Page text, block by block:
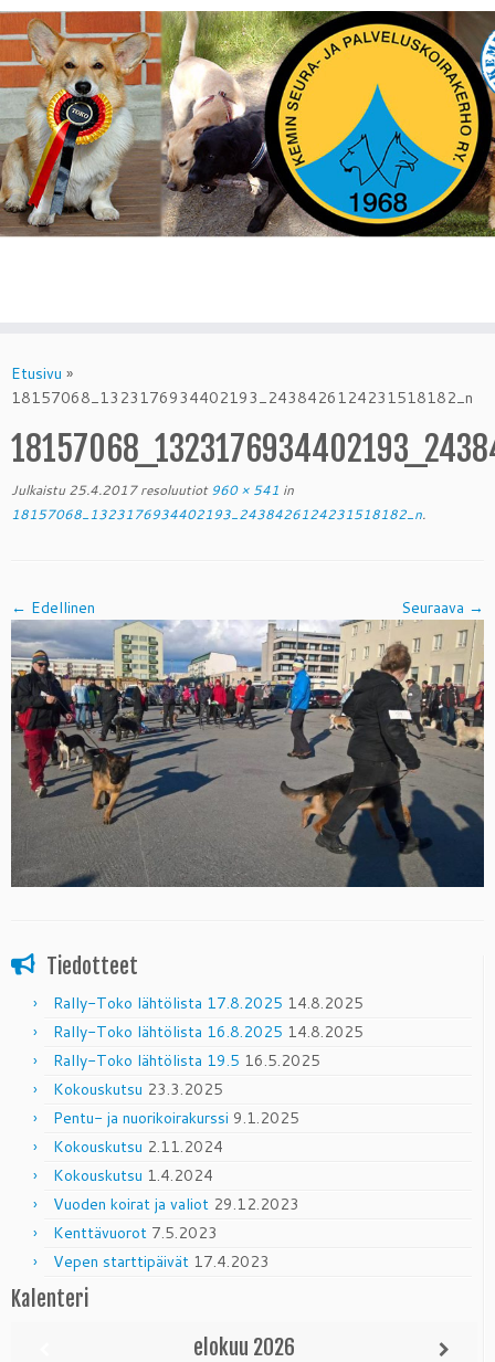
to
content
Etusivu »
18157068_1323176934402193_2438426124231518182_n
Julkaistu 25.4.2017resoluutiot960 × 541 in
18157068_1323176934402193_2438426124231518182_n.
← Edellinen Seuraava →
Tiedotteet
Rally-Toko lähtölista 17.8.2025 14.8.2025
Rally-Toko lähtölista 16.8.2025 14.8.2025
Rally-Toko lähtölista 19.5 16.5.2025
Kokouskutsu 23.3.2025
Pentu- ja nuorikoirakurssi 9.1.2025
Kokouskutsu 2.11.2024
Kokouskutsu 1.4.2024
Vuoden koirat ja valiot 29.12.2023
Kenttävuorot 7.5.2023
Vepen starttipäivät 17.4.2023
Kalenteri
elokuu 2026